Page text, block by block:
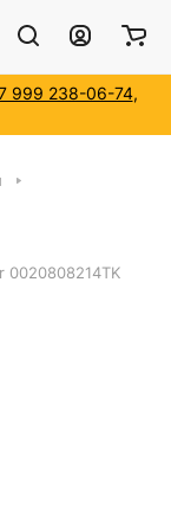
999 238-06-74,
0020808214TK